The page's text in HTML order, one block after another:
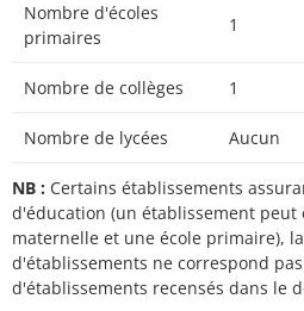
Nombre d'écoles
primaires
1
Nombre de collèges 1
Nombre de lycées Aucun
NB : Certains établissements
d'éducation (un établissement peut
maternelle et une école primaire),
d'établissements ne correspond
d'établissements recensés dans le